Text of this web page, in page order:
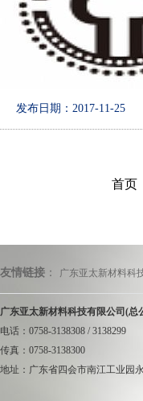
发布日期：2017-11-25
首页
友情链接 ： 广东亚太新材料科
广东亚太新材料科技有限公司(总
电话：0758-3138308 / 3138299
传真：0758-3138300
地址：广东省四会市南江工业园